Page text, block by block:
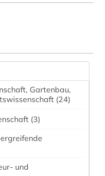
Ernährungs- und Haushaltswissenschaft (24)
Allgemeine Naturwissenschaft (3)